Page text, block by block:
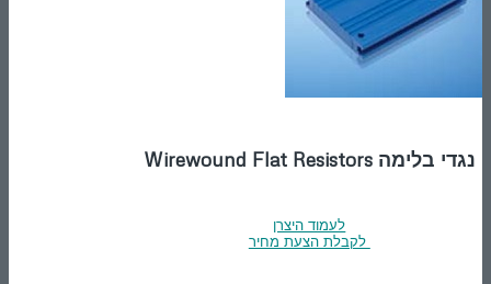
נגדי בלימה Wirewound Flat Resistors
לעמוד היצרן
לקבלת הצעת מחיר